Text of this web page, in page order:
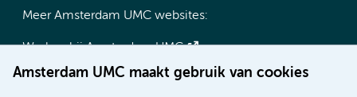
Amsterdam UMC maakt gebruik van cookies
Meer Amsterdam UMC websites:
Werken bij Amsterdam UMC
Over Amsterdam UMC